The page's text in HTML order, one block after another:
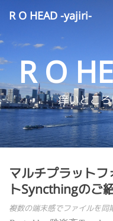
R O HEAD -yajiri-
R O
痒いとこ
マルチプラット
トSyncthingのご
複数の端末感でファイルを同